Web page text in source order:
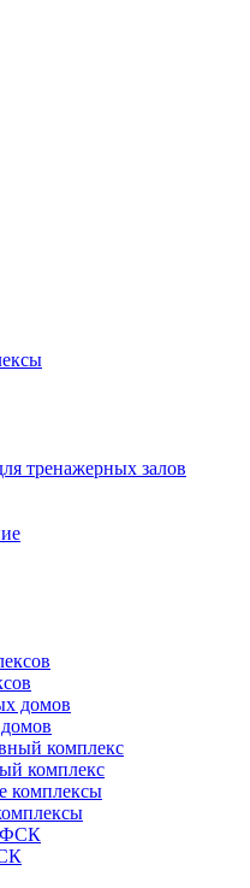
тренажерных залов
комплекс